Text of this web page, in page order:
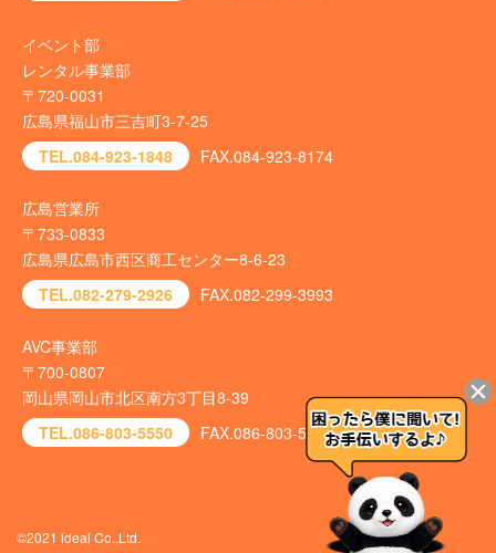
イベント部
レンタル事業部
〒720-0031
広島県福山市三吉町3-7-25
TEL.084-923-1848
FAX.084-923-8174
広島営業所
〒733-0833
広島県広島市西区商工センター8-6-23
TEL.082-279-2926
FAX.082-299-3993
AVC事業部
〒700-0807
岡山県岡山市北区南方3丁目8-39
TEL.086-803-5550
FAX.086-803-5540
©2021 ideal Co.,Ltd.